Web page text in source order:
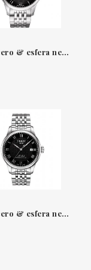
Reloj acero & esfera negra 39.50 mm automático Le Locle Tissot
Reloj acero & esfera negra 39.30 mm automático Le Locle Tissot